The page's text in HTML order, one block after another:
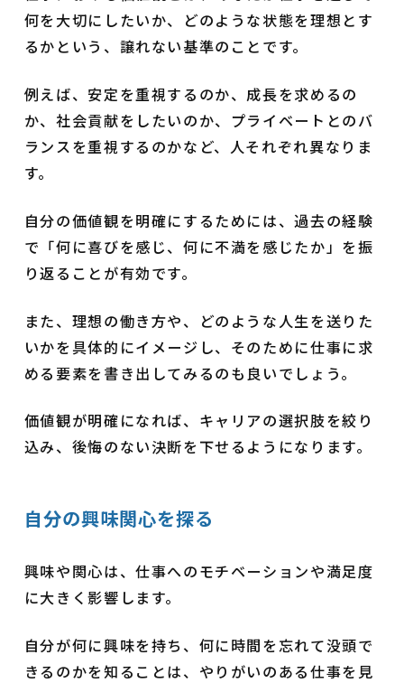
何を大切にしたいか、どのような状態を理想とす
るかという、譲れない基準のことです。
例えば、安定を重視するのか、成長を求めるの
か、社会貢献をしたいのか、プライベートとのバ
ランスを重視するのかなど、人それぞれ異なりま
す。
自分の価値観を明確にするためには、過去の経験
で「何に喜びを感じ、何に不満を感じたか」を振
り返ることが有効です。
また、理想の働き方や、どのような人生を送りた
いかを具体的にイメージし、そのために仕事に求
める要素を書き出してみるのも良いでしょう。
価値観が明確になれば、キャリアの選択肢を絞り
込み、後悔のない決断を下せるようになります。
自分の興味関心を探る
興味や関心は、仕事へのモチベーションや満足度
に大きく影響します。
自分が何に興味を持ち、何に時間を忘れて没頭で
きるのかを知ることは、やりがいのある仕事を見